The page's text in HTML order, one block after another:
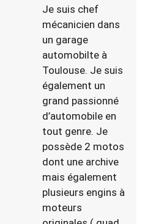
Je suis chef
mécanicien dans
un garage
automobilte à
Toulouse. Je suis
également un
grand passionné
d’automobile en
tout genre. Je
possède 2 motos
dont une archive
mais également
plusieurs engins à
moteurs